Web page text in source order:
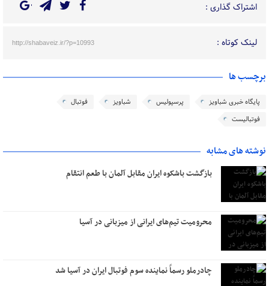
اشتراک گذاری :
لینک کوتاه : http://shabaveiz.ir/?p=10993
برچسب ها
پایگاه خبری شباویز پرسپولیس شباویز
فوتبال
فوتبالیست
نوشته های مشابه
بازگشت باشکوه ایران مقابل آلمان با طعم انتقام
محرومیت تیم‌های ایرانی از میزبانی در آسیا
چادرملو رسماً نماینده سوم فوتبال ایران در آسیا شد